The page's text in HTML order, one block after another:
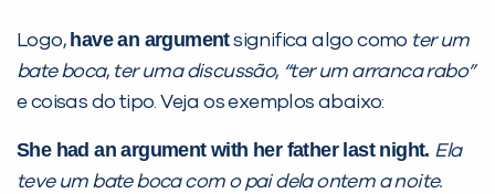
Logo, have an argumentsignifica algo como ter um
bate boca, ter uma discussão, “ter um arranca rabo”
e coisas do tipo. Veja os exemplos abaixo:
She had an argument with her father last night. Ela
teve um bate boca com o pai dela ontem a noite.
Você é aluno inFlux?
Sim